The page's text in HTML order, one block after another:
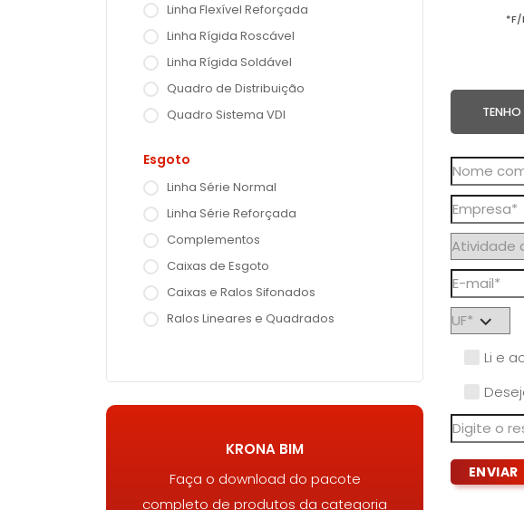
Linha Flexível Reforçada
Linha Rígida Roscável
Linha Rígida Soldável
Quadro de Distribuição
Quadro Sistema VDI
Esgoto
Linha Série Normal
Linha Série Reforçada
Complementos
Caixas de Esgoto
Caixas e Ralos Sifonados
Ralos Lineares e Quadrados
KRONA BIM
Faça o download do pacote
completo de produtos da categoria
*F/
TENHO
Li e